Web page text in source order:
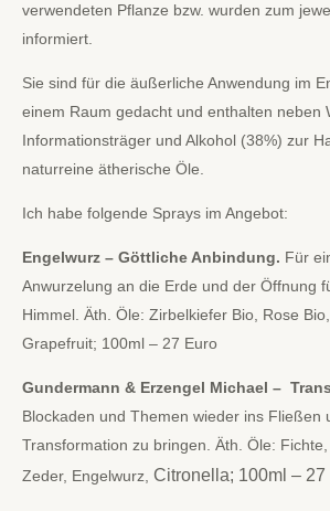
verwendeten Pflanze bzw. wurden zum
informiert.
Sie sind für die äußerliche Anwendung im
einem Raum gedacht und enthalten neben
Informationsträger und Alkohol (38%) zur
naturreine ätherische Öle.
Ich habe folgende Sprays im Angebot:
Engelwurz – Göttliche Anbindung. Für
Anwurzelung an die Erde und der Öffnung
Himmel. Äth. Öle: Zirbelkiefer Bio, Rose
Grapefruit; 100ml – 27 Euro
Gundermann & Erzengel Michael –
Blockaden und Themen wieder ins Fließen
Transformation zu bringen. Äth. Öle:
Zeder, Engelwurz, Citronella; 100ml – 27